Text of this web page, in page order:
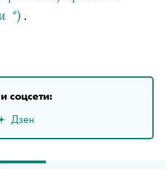
*) .
соцсети:
Дзен